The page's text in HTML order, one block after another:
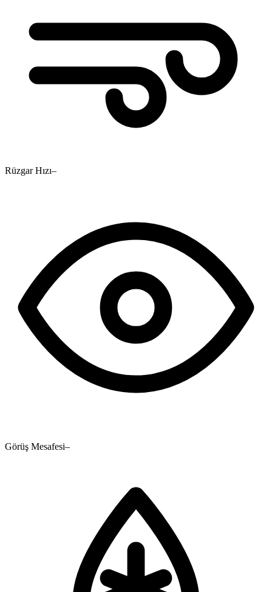
Rüzgar Hızı–
Görüş Mesafesi–